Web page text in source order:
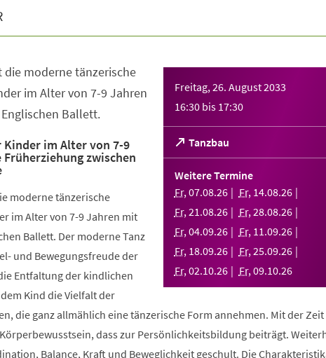
Freitag, 26. August 2033
16:30 bis 17:30
Tanzbau
(Öffnet
in
einem
Tab)
Weitere Termine
Fr,07.08.26 Fr, 14.08.26
Fr,21.08.26 Fr,28.08.26
Fr,04.09.26 Fr, 11.09.26
Fr, 18.09.26 Fr,25.09.26
Fr,02.10.26 Fr,09.10.26
die moderne tänzerische
im Alter von 7-9 Jahren
Ballett.
im Alter von 7-9
zwischen
moderne tänzerische
im Alter von 7-9 Jahren mit
Ballett. Der moderne Tanz
und Bewegungsfreude der
Entfaltung der kindlichen
Kind die Vielfalt der
die ganz allmählich eine tänzerische Form annehmen. Mit der Zeit
dass zur Persönlichkeitsbildung beiträgt.
Balance, Kraft und Beweglichkeit geschult. Die